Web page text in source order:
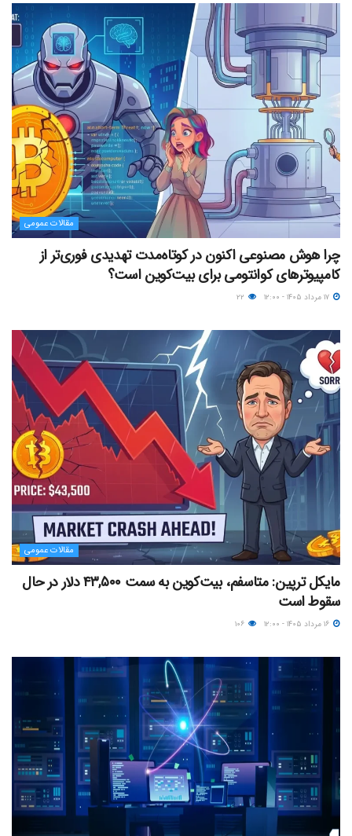
مقالات عمومی
چرا هوش مصنوعی اکنون در کوتاه‌مدت تهدیدی فوری‌تر از
کامپیوترهای کوانتومی برای بیت‌کوین است؟
مقالات عمومی
مایکل ترپین: متاسفم، بیت‌کوین به سمت ۴۳,۵۰۰ دلار در حال
سقوط است